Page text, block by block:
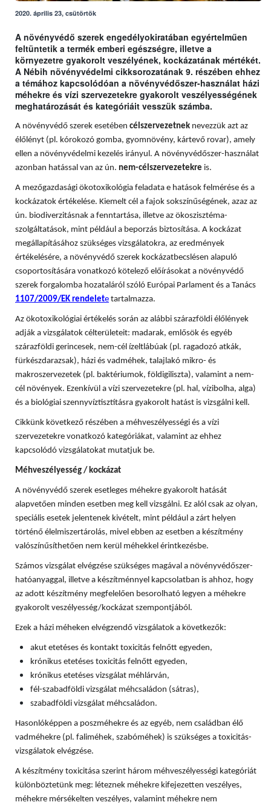
2020. április 23, csütörtök
A növényvédő szerek engedélyokiratában egyértelműen
feltüntetik a termék emberi egészségre, illetve a
környezetre gyakorolt veszélyének, kockázatának mértékét.
A Nébih növényvédelmi cikksorozatának 9. részében ehhez
a témához kapcsolódóan a növényvédőszer-használat házi
méhekre és vízi szervezetekre gyakorolt veszélyességének
meghatározását és kategóriáit vesszük számba.
A növényvédő szerek esetében célszervezetnek nevezzük azt az
élőlényt (pl. kórokozó gomba, gyomnövény, kártevő rovar), amely
ellen a növényvédelmi kezelés irányul. A növényvédőszer-használat
azonban hatással van az ún. nem-célszervezetekre is.
A mezőgazdasági ökotoxikológia feladata e hatások felmérése és a
kockázatok értékelése. Kiemelt cél a fajok sokszínűségének, azaz az
ún. biodiverzitásnak a fenntartása, illetve az ökoszisztéma-
szolgáltatások, mint például a beporzás biztosítása. A kockázat
megállapításához szükséges vizsgálatokra, az eredmények
értékelésére, a növényvédő szerek kockázatbecslésen alapuló
csoportosítására vonatkozó kötelező előírásokat a növényvédő
szerek forgalomba hozataláról szóló Európai Parlament és a Tanács
1107/2009/EK rendelete tartalmazza.
Az ökotoxikológiai értékelés során az alábbi szárazföldi élőlények
adják a vizsgálatok célterületeit: madarak, emlősök és egyéb
szárazföldi gerincesek, nem-cél ízeltlábúak (pl. ragadozó atkák,
fürkészdarazsak), házi és vadméhek, talajlakó mikro- és
makroszervezetek (pl. baktériumok, földigiliszta), valamint a nem-
cél növények. Ezenkívül a vízi szervezetekre (pl. hal, vízibolha, alga)
és a biológiai szennyvíztisztításra gyakorolt hatást is vizsgálni kell.
Cikkünk következő részében a méhveszélyességi és a vízi
szervezetekre vonatkozó kategóriákat, valamint az ehhez
kapcsolódó vizsgálatokat mutatjuk be.
Méhveszélyesség / kockázat
A növényvédő szerek esetleges méhekre gyakorolt hatását
alapvetően minden esetben meg kell vizsgálni. Ez alól csak az olyan,
speciális esetek jelentenek kivételt, mint például a zárt helyen
történő élelmiszertárolás, mivel ebben az esetben a készítmény
valószínűsíthetően nem kerül méhekkel érintkezésbe.
Számos vizsgálat elvégzése szükséges magával a növényvédőszer-
hatóanyaggal, illetve a készítménnyel kapcsolatban is ahhoz, hogy
az adott készítmény megfelelően besorolható legyen a méhekre
gyakorolt veszélyesség/kockázat szempontjából.
Ezek a házi méheken elvégzendő vizsgálatok a következők:
akut etetéses és kontakt toxicitás felnőtt egyeden,
krónikus etetéses toxicitás felnőtt egyeden,
krónikus etetéses vizsgálat méhlárván,
fél-szabadföldi vizsgálat méhcsaládon (sátras),
szabadföldi vizsgálat méhcsaládon.
Hasonlóképpen a poszméhekre és az egyéb, nem családban élő
vadméhekre (pl. faliméhek, szabóméhek) is szükséges a toxicitás-
vizsgálatok elvégzése.
A készítmény toxicitása szerint három méhveszélyességi kategóriát
különböztetünk meg: léteznek méhekre kifejezetten veszélyes,
méhekre mérsékelten veszélyes, valamint méhekre nem